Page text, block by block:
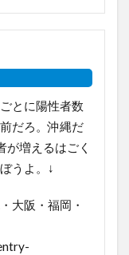
とに陽性者数
だろ。沖縄だ
が増えるはごく
うよ。↓
大阪・福岡・